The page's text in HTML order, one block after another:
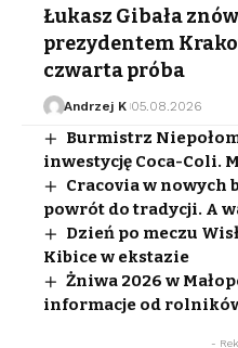
Łukasz Gibała
prezydentem
czwarta próba
Andrzej K 05.08.2026
Burmistrz
inwestycję Coca-Coli.
Cracovia w nowych
powrót do tradycji. A
Dzień po meczu
Kibice w ekstazie
Żniwa 2026 w
informacje od
-